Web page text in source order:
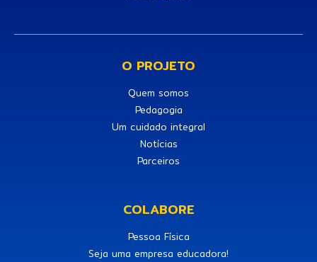
O PROJETO
Quem somos
Pedagogia
Um cuidado integral
Notícias
Parceiros
COLABORE
Pessoa Física
Seja uma empresa educadora!